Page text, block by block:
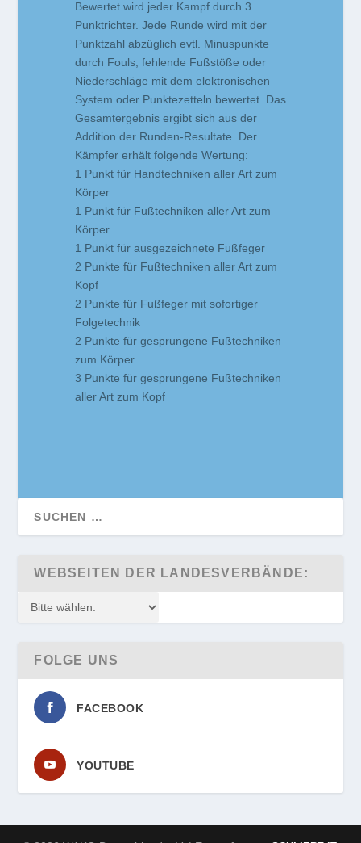
Bewertet wird jeder Kampf durch 3
Punktrichter. Jede Runde wird mit der
Punktzahl abzüglich evtl. Minuspunkte
durch Fouls, fehlende Fußstöße oder
Niederschläge mit dem elektronischen
System oder Punktezetteln bewertet. Das
Gesamtergebnis ergibt sich aus der
Addition der Runden-Resultate. Der
Kämpfer erhält folgende Wertung:
1 Punkt für Handtechniken aller Art zum
Körper
1 Punkt für Fußtechniken aller Art zum
Körper
1 Punkt für ausgezeichnete Fußfeger
2 Punkte für Fußtechniken aller Art zum
Kopf
2 Punkte für Fußfeger mit sofortiger
Folgetechnik
2 Punkte für gesprungene Fußtechniken
zum Körper
3 Punkte für gesprungene Fußtechniken
aller Art zum Kopf
WEBSEITEN DER LANDESVERBÄNDE:
FOLGE UNS
FACEBOOK
YOUTUBE